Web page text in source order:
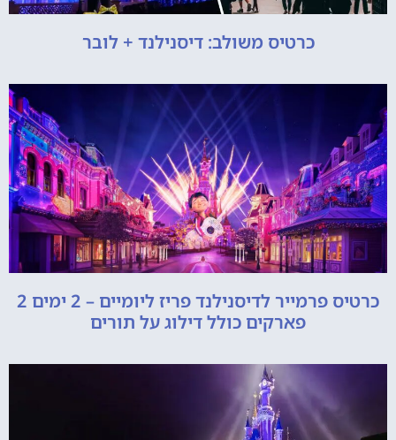
כרטיס משולב: דיסנילנד + לובר
כרטיס פרמייר לדיסנילנד פריז ליומיים – 2 ימים 2
פארקים כולל דילוג על תורים